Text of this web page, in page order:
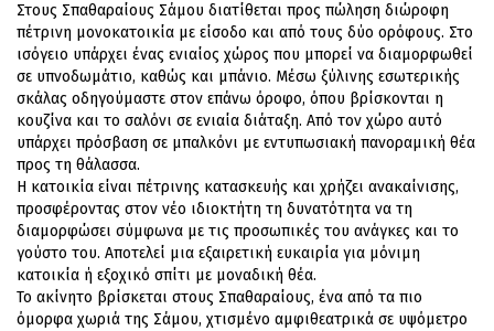
Στους Σπαθαραίους Σάμου διατίθεται προς πώληση διώροφη
πέτρινη μονοκατοικία με είσοδο και από τους δύο ορόφους. Στο
ισόγειο υπάρχει ένας ενιαίος χώρος που μπορεί να διαμορφωθεί
σε υπνοδωμάτιο, καθώς και μπάνιο. Μέσω ξύλινης εσωτερικής
σκάλας οδηγούμαστε στον επάνω όροφο, όπου βρίσκονται η
κουζίνα και το σαλόνι σε ενιαία διάταξη. Από τον χώρο αυτό
υπάρχει πρόσβαση σε μπαλκόνι με εντυπωσιακή πανοραμική θέα
προς τη θάλασσα.
Η κατοικία είναι πέτρινης κατασκευής και χρήζει ανακαίνισης,
προσφέροντας στον νέο ιδιοκτήτη τη δυνατότητα να τη
διαμορφώσει σύμφωνα με τις προσωπικές του ανάγκες και το
γούστο του. Αποτελεί μια εξαιρετική ευκαιρία για μόνιμη
κατοικία ή εξοχικό σπίτι με μοναδική θέα.
Το ακίνητο βρίσκεται στους Σπαθαραίους, ένα από τα πιο
όμορφα χωριά της Σάμου, χτισμένο αμφιθεατρικά σε υψόμετρο